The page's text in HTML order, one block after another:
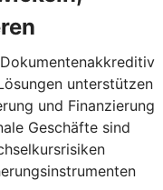
unterstützen
und Finanzierung
Geschäfte sind